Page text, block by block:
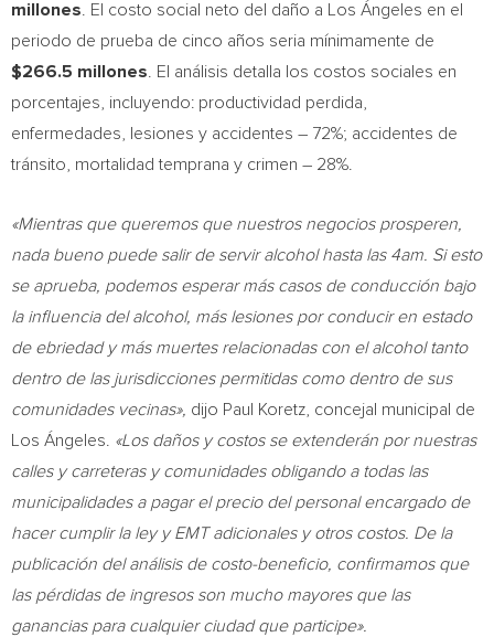
millones . El costo social neto del daño a Los Ángeles en el
periodo de prueba de cinco años seria mínimamente de
$266.5 millones . El análisis detalla los costos sociales en
porcentajes, incluyendo: productividad perdida,
enfermedades, lesiones y accidentes – 72%; accidentes de
tránsito, mortalidad temprana y crimen – 28%.
«Mientras que queremos que nuestros negocios prosperen,
nada bueno puede salir de servir alcohol hasta las 4am . Si esto
se aprueba, podemos esperar más casos de conducción bajo
la influencia del alcohol, más lesiones por conducir en estado
de ebriedad y más muertes relacionadas con el alcohol tanto
dentro de las jurisdicciones permitidas como dentro de sus
comunidades vecinas», dijo Paul Koretz, concejal municipal de
Los Ángeles. «Los daños y costos se extenderán por nuestras
calles y carreteras y comunidades obligando a todas las
municipalidades a pagar el precio del personal encargado de
hacer cumplir la ley y EMT adicionales y otros costos. De la
publicación del análisis de costo-beneficio, confirmamos que
las pérdidas de ingresos son mucho mayores que las
ganancias para cualquier ciudad que participe».